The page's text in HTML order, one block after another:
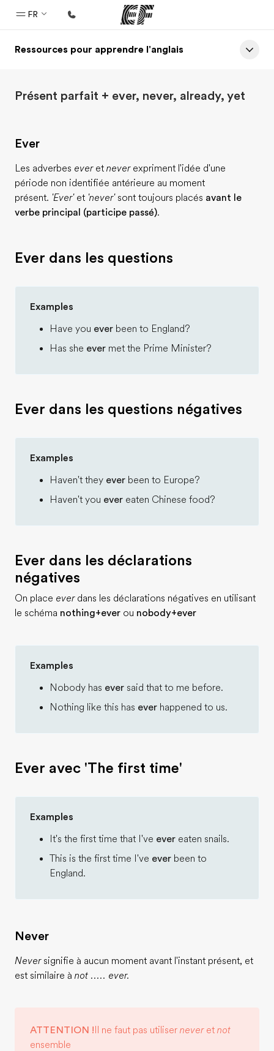
FR
Accueil
Programmes
Bureaux
Trouver un bureau
A propos de nous
Qui sommes-nous ?
Rejoignez nos équipes
Ressources pour apprendre l'anglais
Présent parfait + ever, never, already, yet
Ever
Les adverbes everet neverexpriment l'idée d'une
période non identifiée antérieure au moment
présent. 'Ever'et 'never' sont toujours placés avant le
verbe principal (participe passé).
Ever dans les questions
Examples
Have you ever been to England?
Has she ever met the Prime Minister?
Ever dans les questions négatives
Examples
Haven't they ever been to Europe?
Haven't you ever eaten Chinese food?
Ever dans les déclarations
négatives
On place everdans les déclarations négatives en utilisant
le schéma nothing+ever ou nobody+ever
Examples
Nobody has ever said that to me before.
Nothing like this has ever happened to us.
Ever avec 'The first time'
Examples
It's the first time that I've ever eaten snails.
This is the first time I've ever been to
England.
Never
Neversignifie à aucun moment avant l'instant présent, et
est similaire à not ..... ever.
ATTENTION ! Il ne faut pas utiliser neveret not
ensemble